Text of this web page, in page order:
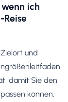
ich
und
damit Sie den
können.